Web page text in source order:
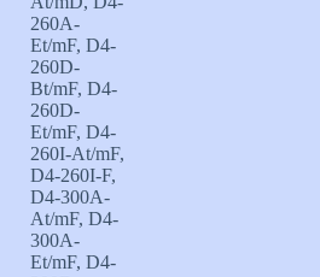
260A-
Et/mF,D4-
260D-
Bt/mF,D4-
260D-
Et/mF,D4-
260I-At/mF,
D4-260I-F,
D4-300A-
At/mF,D4-
300A-
Et/mF,D4-